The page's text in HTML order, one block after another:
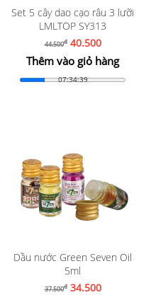
Set 5 cây dao cạo râu 3 lưỡi
LMLTOP SY313
44.500đ40.500
Thêm vào giỏ hàng
07:34:37
Dầu nước Green Seven Oil
5ml
37.500đ34.500